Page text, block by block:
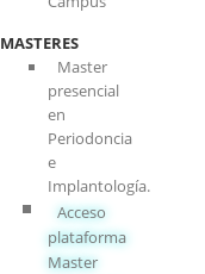
MASTERES
Master
presencial
en
Periodoncia
e
Implantología.
Acceso
plataforma
Master